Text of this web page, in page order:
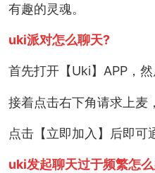
有趣的灵魂。
uki派对怎么聊天?
首先打开【Uki】APP，
接着点击右下角请求上麦
点击【立即加入】后即可
uki发起聊天过于频繁怎